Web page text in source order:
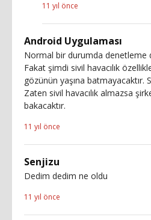
11 yıl önce
Android Uygulaması
Normal bir durumda denetleme
Fakat şimdi sivil havacılık
gözünün yaşına batmayacaktır.
Zaten sivil havacılık almazsa
bakacaktır.
11 yıl önce
Senjizu
Dedim dedim ne oldu
11 yıl önce